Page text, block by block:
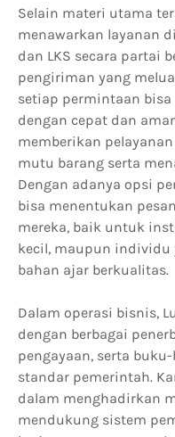
Selain materi utama
menawarkan layanan
dan LKS secara partai
pengiriman yang
setiap permintaan bisa
dengan cepat dan
memberikan
mutu barang serta
Dengan adanya opsi
bisa menentukan
mereka, baik untuk
kecil, maupun
bahan ajar berkualitas.
Dalam operasi bisnis,
dengan berbagai
pengayaan, serta
standar pemerintah.
dalam menghadirkan
mendukung sistem